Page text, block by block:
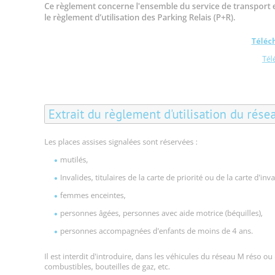
Ce règlement concerne l'ensemble du service de
le règlement d’utilisation des Parking Relais (P+R).
Extrait du règlement d'utilisation du
Les places assises signalées sont réservées :
mutilés,
Invalides, titulaires de la carte de priorité ou de la carte
femmes enceintes,
personnes âgées, personnes avec aide motrice (béquilles),
personnes accompagnées d'enfants de moins de 4 ans.
Il est interdit d'introduire, dans les véhicules du réseau M réso
combustibles, bouteilles de gaz, etc.